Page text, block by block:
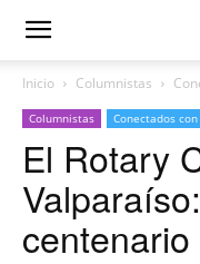
Inicio Columnistas
Columnistas Conectados
El Rotary
centenario